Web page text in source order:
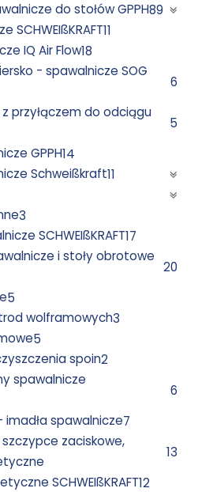
do stołów GPPH89
SCHWEIßKRAFT11
IQ Air Flow18
- spawalnicze SOG
6
z przyłączem do odciągu
5
GPPH14
Schweißkraft11
3
SCHWEIßKRAFT17
i stoły obrotowe
20
5
wolframowych3
5
spoin2
spawalnicze
6
spawalnicze7
szczypce zaciskowe,
13
SCHWEIßKRAFT12